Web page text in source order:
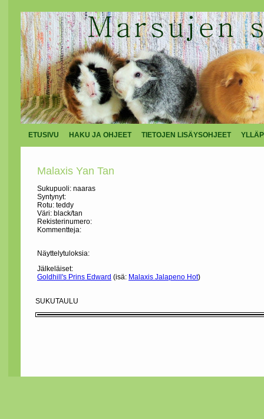
ETUSIVU HAKU JA OHJEET TIETOJEN LISÄYSOHJEET
Malaxis Yan Tan
Sukupuoli: naaras
Syntynyt:
Rotu: teddy
Väri: black/tan
Rekisterinumero:
Kommentteja:
Näyttelytuloksia:
Jälkeläiset:
Goldhill's Prins Edward (isä: Malaxis Jalapeno Hot)
SUKUTAULU